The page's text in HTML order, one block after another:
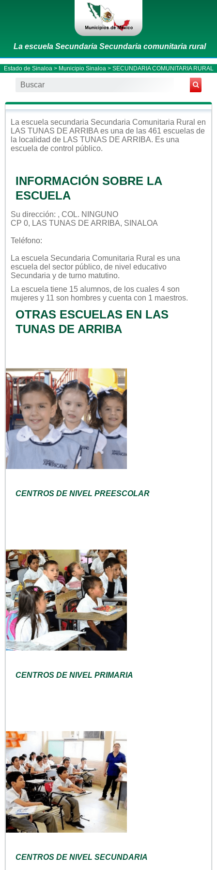
La escuela Secundaria Secundaria comunitaria rural
Estado de Sinaloa > Municipio Sinaloa > SECUNDARIA COMUNITARIA RURAL
La escuela secundaria Secundaria Comunitaria Rural en
LAS TUNAS DE ARRIBA es una de las 461 escuelas de
la localidad de LAS TUNAS DE ARRIBA. Es una
escuela de control público.
INFORMACIÓN SOBRE LA
ESCUELA
Su dirección: , COL. NINGUNO
CP 0, LAS TUNAS DE ARRIBA, SINALOA
Teléfono:
La escuela Secundaria Comunitaria Rural es una
escuela del sector público, de nivel educativo
Secundaria y de turno matutino.
La escuela tiene 15 alumnos, de los cuales 4 son
mujeres y 11 son hombres y cuenta con 1 maestros.
OTRAS ESCUELAS EN LAS
TUNAS DE ARRIBA
CENTROS DE NIVEL PREESCOLAR
CENTROS DE NIVEL PRIMARIA
CENTROS DE NIVEL SECUNDARIA